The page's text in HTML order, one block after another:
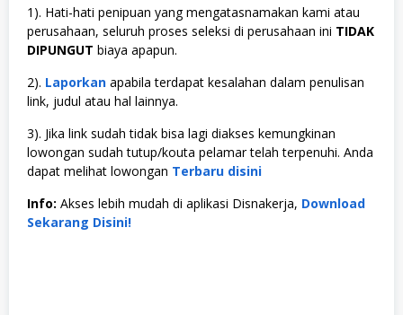
1). Hati-hati penipuan yang mengatasnamakan kami atau
perusahaan, seluruh proses seleksi di perusahaan ini TIDAK
DIPUNGUT biaya apapun.
2). Laporkan apabila terdapat kesalahan dalam penulisan
link, judul atau hal lainnya.
3). Jika link sudah tidak bisa lagi diakses kemungkinan
lowongan sudah tutup/kouta pelamar telah terpenuhi. Anda
dapat melihat lowongan Terbaru disini
Info: Akses lebih mudah di aplikasi Disnakerja, Download
Sekarang Disini!